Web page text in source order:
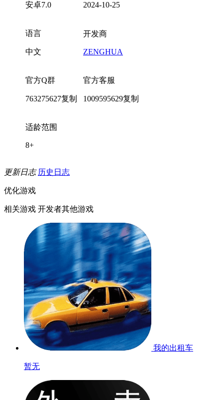
安卓7.0 2024-10-25
语言
中文
开发商
ZENGHUA
官方Q群
763275627复制
官方客服
1009595629复制
适龄范围
8+
更新日志 历史日志
优化游戏
相关游戏 开发者其他游戏
我的出租车
暂无